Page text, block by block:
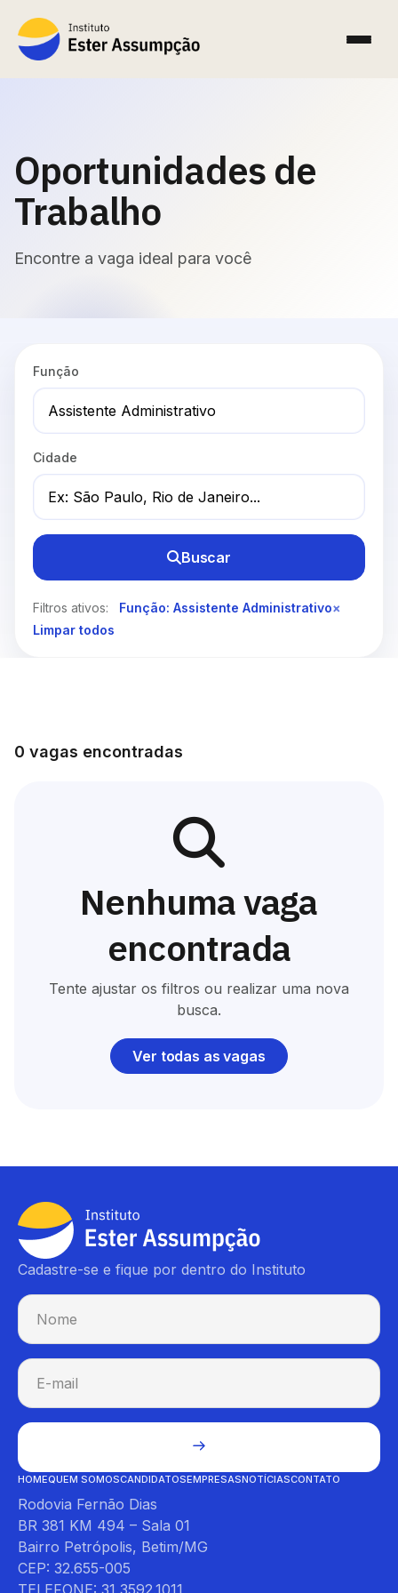
Oportunidades de
Trabalho
Encontre a vaga ideal para você
Função
Cidade
Buscar
Filtros ativos: Função: Assistente Administrativo×
Limpar todos
0 vagas encontradas
Nenhuma vaga
encontrada
Tente ajustar os filtros ou realizar uma nova
busca.
Ver todas as vagas
Cadastre-se e fique por dentro do Instituto
HOMEQUEM SOMOSCANDIDATOSEMPRESASNOTÍCIASCONTATO
Rodovia Fernão Dias
BR 381 KM 494 – Sala 01
Bairro Petrópolis, Betim/MG
CEP: 32.655-005